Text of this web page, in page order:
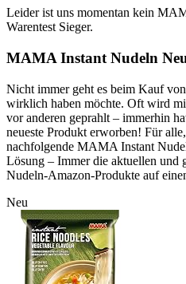
Leider ist uns momentan kein
Warentest Sieger.
MAMA Instant Nudeln
Nicht immer geht es beim Kauf
wirklich haben möchte. Oft wird
vor anderen geprahlt – immerhin
neueste Produkt erworben! Für
nachfolgende MAMA Instant
Lösung – Immer die aktuellen und
Nudeln-Amazon-Produkte auf
Neu